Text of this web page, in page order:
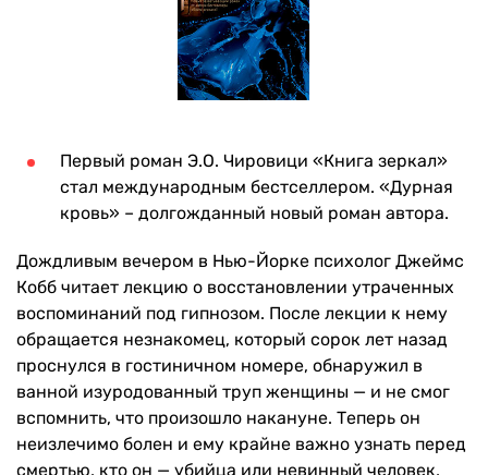
Первый роман Э.О. Чировици «Книга зеркал»
стал международным бестселлером. «Дурная
кровь» – долгожданный новый роман автора.
Дождливым вечером в Нью-Йорке психолог Джеймс
Кобб читает лекцию о восстановлении утраченных
воспоминаний под гипнозом. После лекции к нему
обращается незнакомец, который сорок лет назад
проснулся в гостиничном номере, обнаружил в
ванной изуродованный труп женщины — и не смог
вспомнить, что произошло накануне. Теперь он
неизлечимо болен и ему крайне важно узнать перед
смертью, кто он — убийца или невинный человек,